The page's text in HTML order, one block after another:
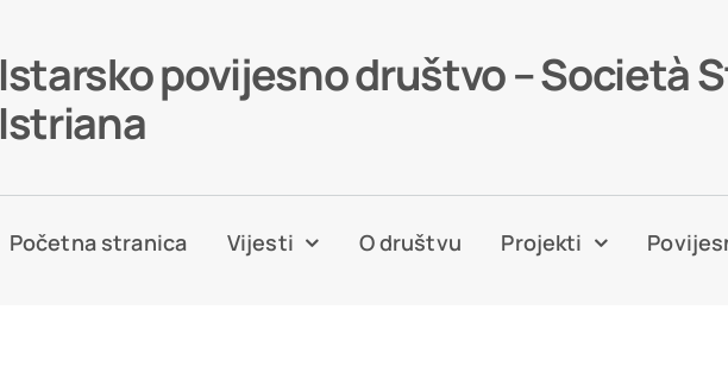
Istarsko povijesno društvo – Società
Istriana
Početna stranica Vijesti O društvu Projekti